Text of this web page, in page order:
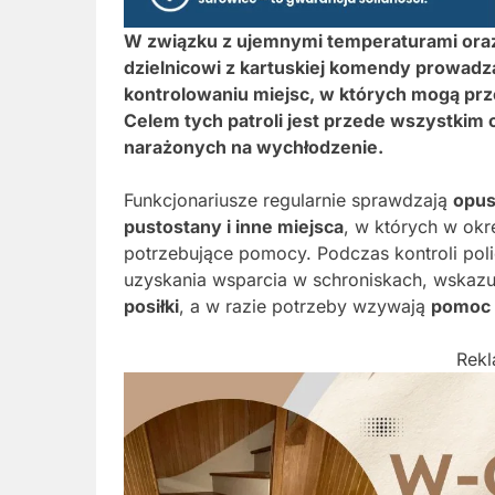
W związku z ujemnymi temperaturami
dzielnicowi z kartuskiej komendy
kontrolowaniu miejsc, w których mogą
Celem tych patroli jest przede wszystkim
narażonych na wychłodzenie.
Funkcjonariusze regularnie sprawdzają
pustostany i inne miejsca, w których w
potrzebujące pomocy. Podczas kontroli
uzyskania wsparcia w schroniskach,
posiłki, a w razie potrzeby wzywają